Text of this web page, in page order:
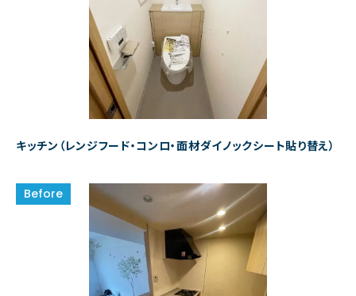
キッチン（レンジフード・コンロ・面材ダイノックシート貼り替え）